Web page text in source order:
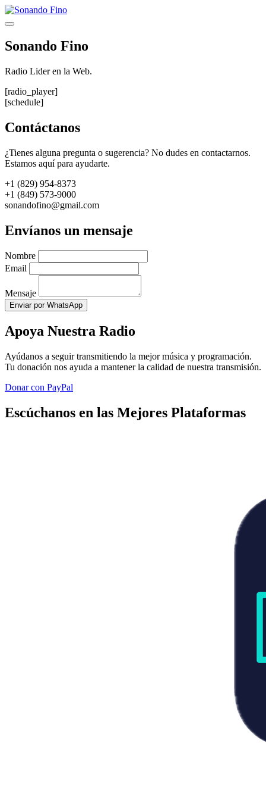
Saltar
al
Menú
Sonando Fino
Radio Lider en la Web.
[radio_player]
[schedule]
Contáctanos
¿Tienes alguna pregunta o sugerencia? No dudes en contactarnos.
Estamos aquí para ayudarte.
+1 (829) 954-8373
+1 (849) 573-9000
sonandofino@gmail.com
Envíanos un mensaje
Nombre
Email
Mensaje
Enviar por WhatsApp
Apoya Nuestra Radio
Ayúdanos a seguir transmitiendo la mejor música y programación.
Tu donación nos ayuda a mantener la calidad de nuestra transmisión.
Donar con PayPal
Escúchanos en las Mejores Plataformas